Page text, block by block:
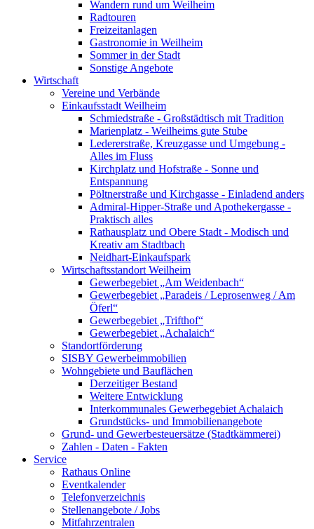
Wandern rund um Weilheim
Radtouren
Freizeitanlagen
Gastronomie in Weilheim
Sommer in der Stadt
Sonstige Angebote
Wirtschaft
Vereine und Verbände
Einkaufsstadt Weilheim
Schmiedstraße - Großstädtisch mit Tradition
Marienplatz - Weilheims gute Stube
Ledererstraße, Kreuzgasse und Umgebung -
Alles im Fluss
Kirchplatz und Hofstraße - Sonne und
Entspannung
Pöltnerstraße und Kirchgasse - Einladend anders
Admiral-Hipper-Straße und Apothekergasse -
Praktisch alles
Rathausplatz und Obere Stadt - Modisch und
Kreativ am Stadtbach
Neidhart-Einkaufspark
Wirtschaftsstandort Weilheim
Gewerbegebiet „Am Weidenbach“
Gewerbegebiet „Paradeis / Leprosenweg / Am
Öferl“
Gewerbegebiet „Trifthof“
Gewerbegebiet „Achalaich“
Standortförderung
SISBY Gewerbeimmobilien
Wohngebiete und Bauflächen
Derzeitiger Bestand
Weitere Entwicklung
Interkommunales Gewerbegebiet Achalaich
Grundstücks- und Immobilienangebote
Grund- und Gewerbesteuersätze (Stadtkämmerei)
Zahlen - Daten - Fakten
Service
Rathaus Online
Eventkalender
Telefonverzeichnis
Stellenangebote / Jobs
Mitfahrzentralen